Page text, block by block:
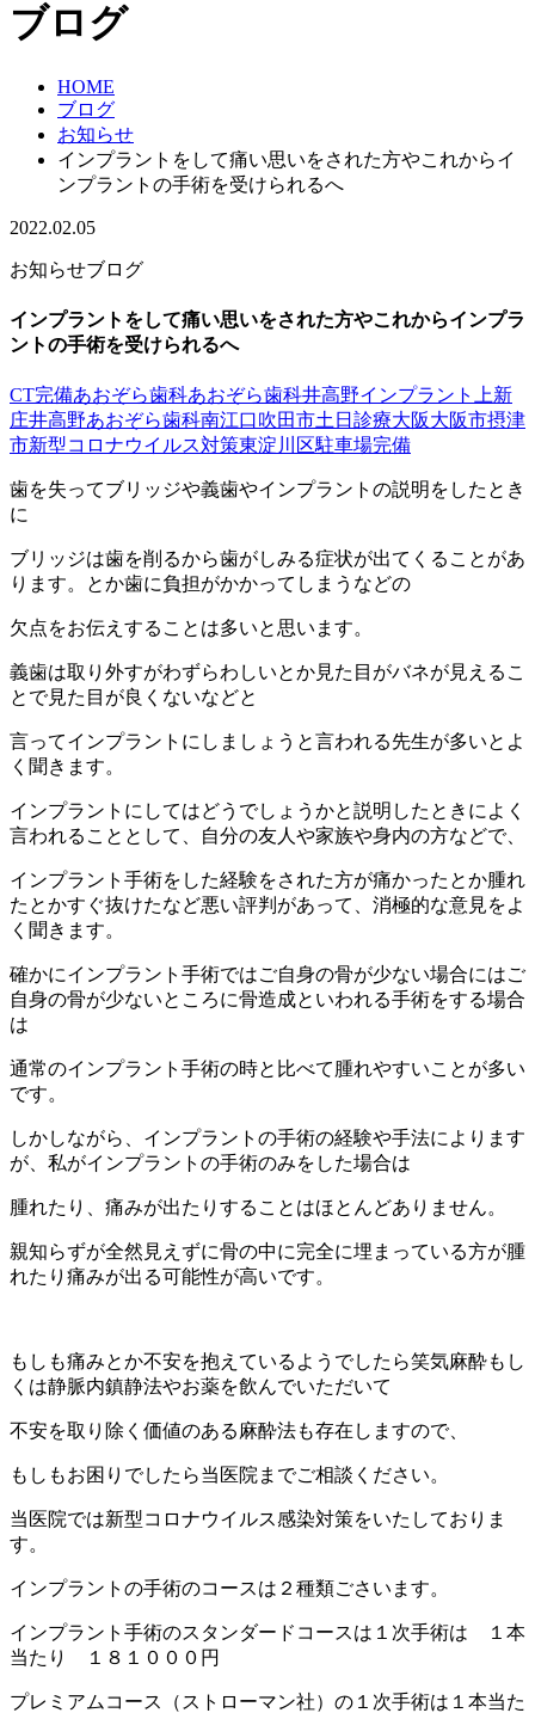
ブログ
HOME
ブログ
お知らせ
インプラントをして痛い思いをされた方やこれからイ
ンプラントの手術を受けられるへ
2022.02.05
お知らせブログ
インプラントをして痛い思いをされた方やこれからインプラ
ントの手術を受けられるへ
CT完備あおぞら歯科あおぞら歯科井高野インプラント
上新
庄井高野あおぞら歯科南江口吹田市土日診療大阪大阪市摂津
市新型コロナウイルス対策東淀川区駐車場完備
歯を失ってブリッジや義歯やインプラントの説明をしたとき
に
ブリッジは歯を削るから歯がしみる症状が出てくることがあ
ります。とか歯に負担がかかってしまうなどの
欠点をお伝えすることは多いと思います。
義歯は取り外すがわずらわしいとか見た目がバネが見えるこ
とで見た目が良くないなどと
言ってインプラントにしましょうと言われる先生が多いとよ
く聞きます。
インプラントにしてはどうでしょうかと説明したときによく
言われることとして、自分の友人や家族や身内の方などで、
インプラント手術をした経験をされた方が痛かったとか腫れ
たとかすぐ抜けたなど悪い評判があって、消極的な意見をよ
く聞きます。
確かにインプラント手術ではご自身の骨が少ない場合にはご
自身の骨が少ないところに骨造成といわれる手術をする場合
は
通常のインプラント手術の時と比べて腫れやすいことが多い
です。
しかしながら、インプラントの手術の経験や手法によります
が、私がインプラントの手術のみをした場合は
腫れたり、痛みが出たりすることはほとんどありません。
親知らずが全然見えずに骨の中に完全に埋まっている方が腫
れたり痛みが出る可能性が高いです。
もしも痛みとか不安を抱えているようでしたら笑気麻酔もし
くは静脈内鎮静法やお薬を飲んでいただいて
不安を取り除く価値のある麻酔法も存在しますので、
もしもお困りでしたら当医院までご相談ください。
当医院では新型コロナウイルス感染対策をいたしておりま
す。
インプラントの手術のコースは２種類ごさいます。
インプラント手術のスタンダードコースは１次手術は １本
当たり １８１０００円
プレミアムコース（ストローマン社）の１次手術は１本当た